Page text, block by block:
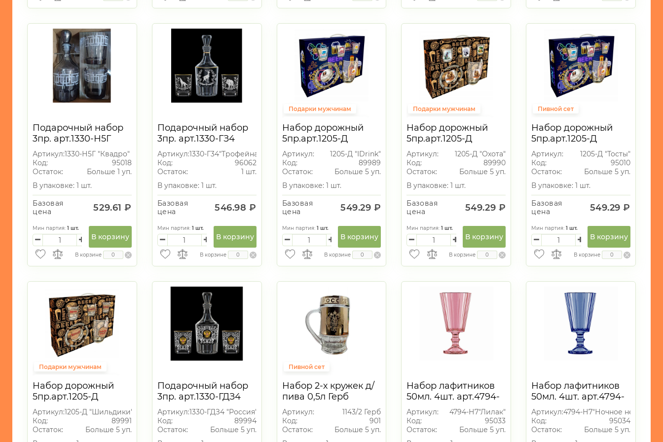
Подарочный набор
3пр. арт.1330-Н5Г
"Квадро" (графит)
(графин "Цезарь"+2
стакана 250мл.)
Артикул:1330-Н5Г "Квадро" (графит)
Код:
95018
Остаток:
Больше 1 уп.
В упаковке: 1 шт.
Базовая
цена
529.61 ₽
Мин партия: 1 шт.
В корзину
В корзине
Подарочный набор
3пр. арт.1330-ГЗ4
"Трофейная охота"
(графин "Цезарь"+2
стакана 250мл.)
Артикул:1330-Г34"Трофейная охота"
Код:
96062
Остаток:
1 шт.
В упаковке: 1 шт.
Базовая
цена
546.98 ₽
Мин партия: 1 шт.
В корзину
В корзине
Подарки мужчинам
Пивной сет
Набор дорожный
5пр.арт.1205-Д
"IDrink"
Артикул:
1205-Д "IDrink"
Код:
89989
Остаток:
Больше 5 уп.
В упаковке: 1 шт.
Базовая
цена
549.29 ₽
Мин партия: 1 шт.
В корзину
В корзине
Подарки мужчинам
Пивной сет
Набор дорожный
5пр.арт.1205-Д
"Охота"
Артикул:
1205-Д "Охота"
Код:
89990
Остаток:
Больше 5 уп.
В упаковке: 1 шт.
Базовая
цена
549.29 ₽
Мин партия:1 шт.
В корзину
В корзине
Пивной сет
Набор дорожный
5пр.арт.1205-Д
"Тосты"
Артикул:
1205-Д "Тосты"
Код:
95010
Остаток:
Больше 5 уп.
В упаковке: 1 шт.
Базовая
цена
549.29 ₽
Мин партия:1 шт.
В корзину
В корзине
Подарки мужчинам
Пивной сет
Набор дорожный
5пр.арт.1205-Д
"Шильдики"
Артикул:1205-Д "Шильдики"
Код:
89991
Остаток:
Больше 5 уп.
Подарочный набор
3пр. арт.1330-ГДЗ4
"Россия" (графин
"Цезарь"+2 стакана
250мл.)
Артикул:1330-ГДЗ4 "Россия"
Код:
89994
Остаток:
Больше 5 уп.
Пивной сет
Набор 2-х кружек д/
пива 0,5л Герб
Артикул:
1143/2 Герб
Код:
901
Остаток:
Больше 5 уп.
Набор лафитников
50мл. 4шт. арт.4794-
Н7 (Лилак)
Артикул:
4794-Н7"Лилак"
Код:
95033
Остаток:
Больше 5 уп.
Набор лафитников
50мл. 4шт. арт.4794-
Н7 (Ночное небо)
10*5см
Артикул:4794-Н7"Ночное небо"
Код:
95034
Остаток:
Больше 5 уп.